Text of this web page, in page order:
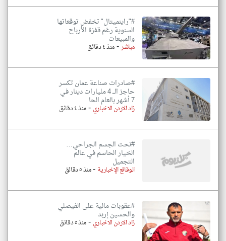
#"راينميتال" تخفض توقعاتها
السنوية رغم قفزة الأرباح
والمبيعات
مباشر-منذ ٤ دقائق
#صادرات صناعة عمان تكسر
حاجز الــ 4 مليارات دينار في
7 أشهر بالعام الحا
زاد الاردن الاخباري -منذ ٤ دقائق
#نحت الجسم الجراحي…
الخيار الحاسم في عالم
التجميل
الوقائع الإخبارية -منذ ٥ دقائق
#عقوبات مالية على الفيصلي
والحسين إربد
زاد الاردن الاخباري -منذ ٥ دقائق